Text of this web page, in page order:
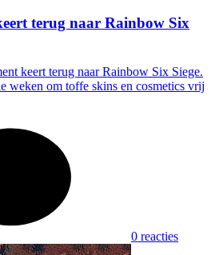
terug naar Rainbow Six
keert terug naar Rainbow Six Siege.
weken om toffe skins en cosmetics vrij
0 reacties